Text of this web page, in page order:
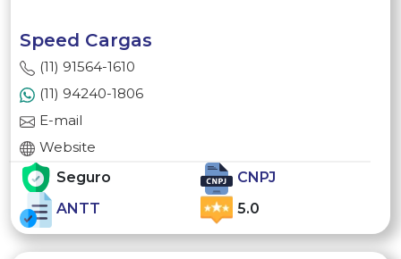
Speed Cargas
(11) 91564-1610
(11) 94240-1806
E-mail
Website
Seguro
CNPJ
ANTT
5.0